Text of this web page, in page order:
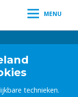
MENU
technieken.